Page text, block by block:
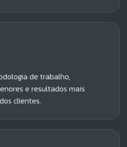
de trabalho,
e resultados mais
clientes.